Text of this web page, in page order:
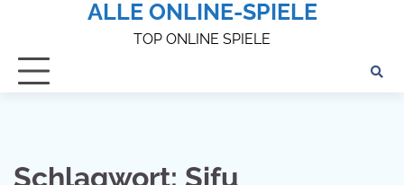
ALLE ONLINE-SPIELE
TOP ONLINE SPIELE
Schlagwort: Sifu